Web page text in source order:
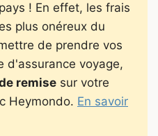
! En effet, les frais
plus onéreux du
de prendre vos
d'assurance voyage,
remise sur votre
Heymondo. En savoir